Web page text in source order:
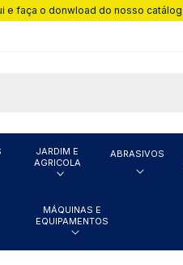
Parcelas em até 10x
JARDIM E
AGRICOLA
ABRASIVOS
MÁQUINAS E
EQUIPAMENTOS